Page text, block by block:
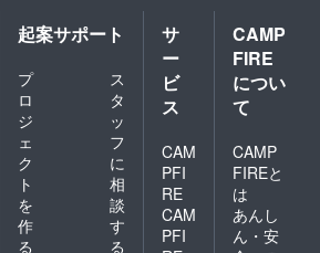
すこと
ご了承
くださ
い。
品と併
せて発
送いた
しま
す。 ※
スタン
ドフラ
ボード
のお持
ち帰り
不可 ※7
文字以
上のお
考欄に
記載さ
れたお
名前
（ニッ
クネー
ム可・6
内）を
印刷さ
せてい
ただき
ます。
開催
名前
（ニッ
クネー
ム可・6
文字以
内）を
印刷さ
ただき
ます。
開催
後、タ
レント
直筆サ
起案サポート
プ
ロ
ジ
ェ
ク
ト
を
作
る
ス
タ
ッ
フ
に
相
談
す
る
サ
ー
ビ
ス
CAM
PFI
RE
CAM
PFI
CAMP
FIRE
につい
て
CAMP
FIREと
は
あんし
ん・安